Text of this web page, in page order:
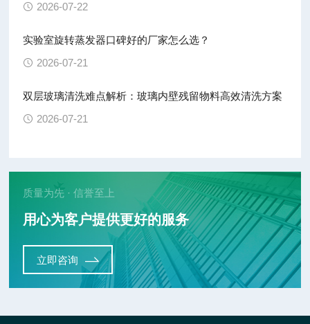
2026-07-22
实验室旋转蒸发器口碑好的厂家怎么选？
2026-07-21
双层玻璃清洗难点解析：玻璃内壁残留物料高效清洗方案
2026-07-21
质量为先 · 信誉至上
用心为客户提供更好的服务
立即咨询